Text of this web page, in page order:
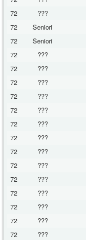
72
???
72
Seniori
72
Seniori
72
???
72
???
72
???
72
???
72
???
72
???
72
???
72
???
72
???
72
???
72
???
72
???
72
???
72
???